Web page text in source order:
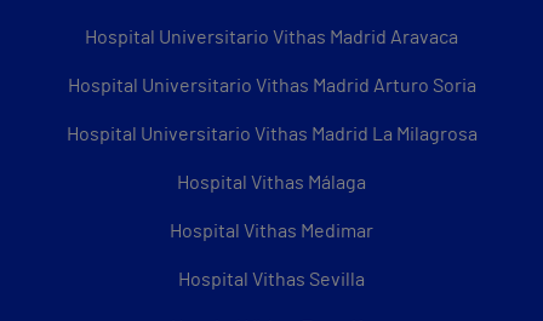
Hospital Universitario Vithas Madrid Aravaca
Hospital Universitario Vithas Madrid Arturo Soria
Hospital Universitario Vithas Madrid La Milagrosa
Hospital Vithas Málaga
Hospital Vithas Medimar
Hospital Vithas Sevilla